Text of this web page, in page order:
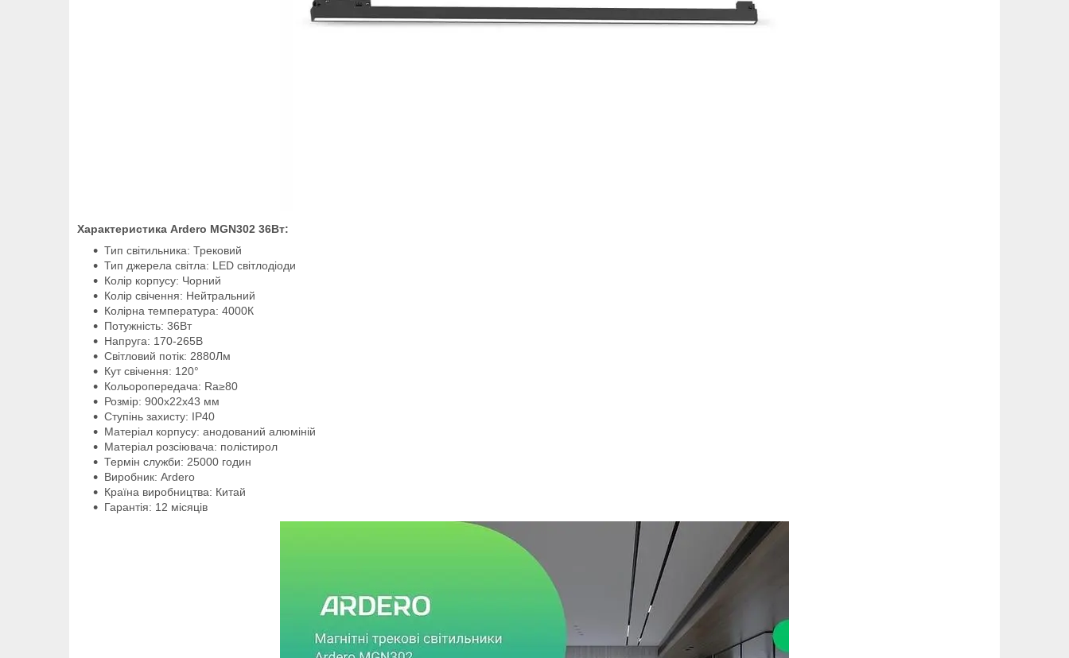
Характеристика Ardero MGN302 36Вт:
Тип світильника: Трековий
Тип джерела світла: LED світлодіоди
Колір корпусу: Чорний
Колір свічення: Нейтральний
Колірна температура: 4000К
Потужність: 36Вт
Напруга: 170-265В
Світловий потік: 2880Лм
Кут свічення: 120°
Кольоропередача: Ra≥80
Розмір: 900х22х43 мм
Ступінь захисту: IP40
Матеріал корпусу: анодований алюміній
Матеріал розсіювача: полістирол
Термін служби: 25000 годин
Виробник: Ardero
Країна виробництва: Китай
Гарантія: 12 місяців